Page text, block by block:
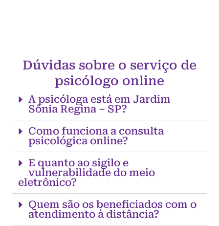
Dúvidas sobre o serviço de
psicólogo online
A psicóloga está em Jardim
Sônia Regina – SP?
Como funciona a consulta
psicológica online?
E quanto ao sigilo e
vulnerabilidade do meio
eletrônico?
Quem são os beneficiados com o
atendimento à distância?